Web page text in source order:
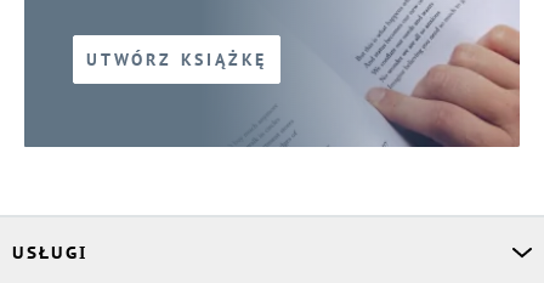
UTWÓRZ KSIĄŻKĘ
USŁUGI